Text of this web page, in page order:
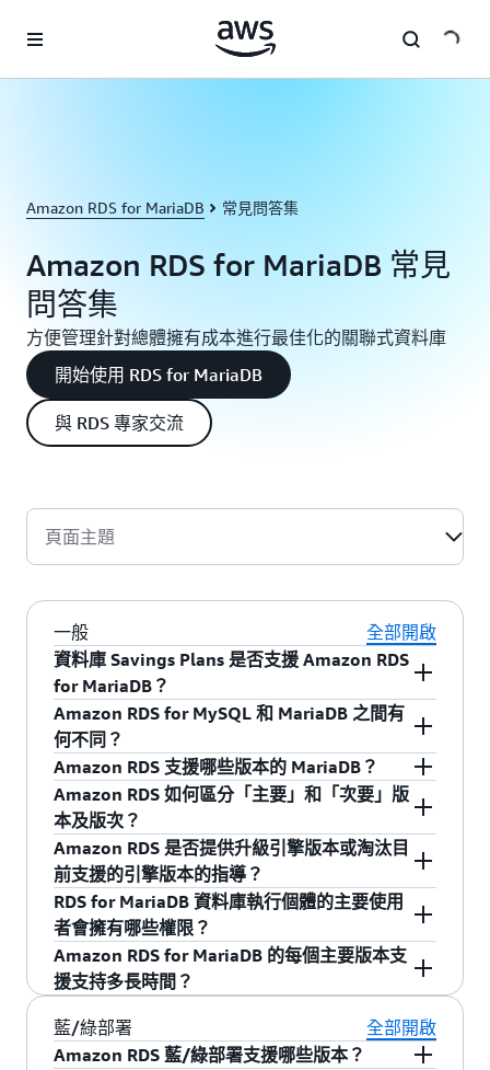
Amazon RDS for MariaDB 常見問答集
Amazon RDS for MariaDB 常見
問答集
方便管理針對總體擁有成本進行最佳化的關聯式資料庫
開始使用 RDS for MariaDB
與 RDS 專家交流
頁面主題
一般
全部開啟
資料庫 Savings Plans 是否支援 Amazon RDS
for MariaDB？
支援，您可以針對 Amazon RDS for MariaDB 用量
購買資料庫 Savings Plans，承諾在 1 年期內保持
穩定用量時可降低高達 20% 的成本。 關於符合資
格用量的其他資訊，請參閱資料庫 Savings Plans
定價頁面。
Amazon RDS for MySQL 和 MariaDB 之間有
何不同？
MariaDB Server是由 MySQL 原始開發人員建立的
一個熱門開放原始碼關聯式資料庫。MariaDB 具
有一些不同於 Amazon RDS for MySQL 的功能。
如需詳細資訊，請參閱Amazon RDS 使用者指
南。
Amazon RDS 支援哪些版本的 MariaDB？
Amazon RDS 目前支援 MariaDB 主要版本 10.4、
10.5、10.6、10.11 和 11.4。
Amazon RDS 如何區分「主要」和「次要」版
本及版次？
在 MariaDB 環境中，版本編號的編排方式如下：
MariaDB 版本 = X.Y.Z
X = 主要版本，Y = 版次級別，Z = 版次系列內的
版本編號。
以 Amazon RDS 的觀點而言，如果主要版本或版
次級別變更，即視為主要版本變更。範例：從
10.0.X -> 10.1.X。
Amazon RDS 是否提供升級引擎版本或淘汰目
前支援的引擎版本的指導？
是。請參閱Amazon RDS 常見問答集。
RDS for MariaDB 資料庫執行個體的主要使用
者會擁有哪些權限？
當您建立新的資料庫執行個體時，您使用的預設
主要使用者會獲得特定權限。如需相關權限的清
用者帳戶權限
Amazon RDS for MariaDB 的每個主要版本支
援支持多長時間？
MariaDB 發佈日曆
藍/綠部署
全部開啟
Amazon RDS 藍/綠部署支援哪些版本？